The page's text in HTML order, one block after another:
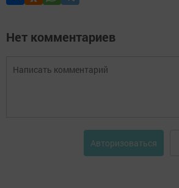
Нет комментариев
Авторизоваться